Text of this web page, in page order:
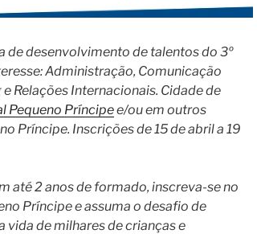
de desenvolvimento de talentos do 3º
Administração, Comunicação
Relações Internacionais. Cidade de
Pequeno Príncipee/ou em outros
Príncipe. Inscrições de 15 de abril a 19
até 2 anos de formado, inscreva-se no
Príncipe e assuma o desafio de
vida de milhares de crianças e